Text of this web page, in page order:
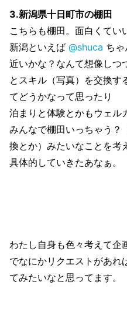
3.新潟県十日町市の棚田
こちらも棚田。面白くてい
新潟といえば @shuca ち
近いかな？なんて想像しつ
とスキル（写真）を交換す
てどうかなって思ったり
泊まりと体験とかもウェル
みんなで棚田いっちゃう？
換とか）みたいなことを考
具体的していきたあなぁ。
わたし自身も色々考えて企
でなにかリクエストがあれ
てみたいなと思ってます。